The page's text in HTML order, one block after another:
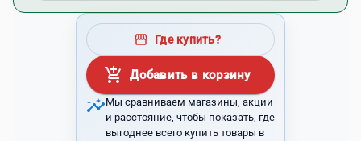
storefront Где купить?
add_shopping_cart Добавить в корзину
insightsМы сравниваем магазины, акции
и расстояние, чтобы показать, где
выгоднее всего купить товары в